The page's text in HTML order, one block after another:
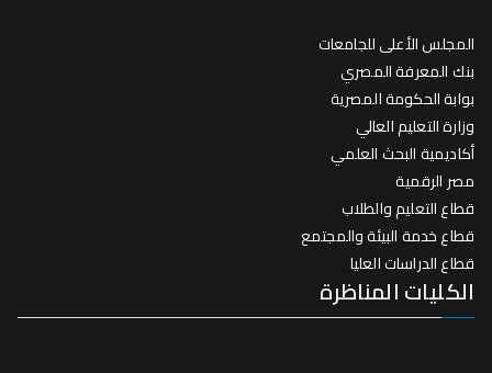
المجلس الأعلى للجامعات
بنك المعرفة المصري
بوابة الحكومة المصرية
وزارة التعليم العالي
أكاديمية البحث العلمي
مصر الرقمية
قطاع التعليم والطلاب
قطاع خدمة البيئة والمجتمع
قطاع الدراسات العليا
الكليات المناظرة